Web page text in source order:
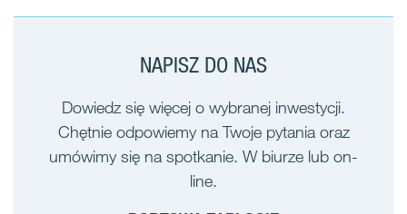
NAPISZ DO NAS
Dowiedz się więcej o wybranej inwestycji.
Chętnie odpowiemy na Twoje pytania oraz
umówimy się na spotkanie. W biurze lub on-
line.